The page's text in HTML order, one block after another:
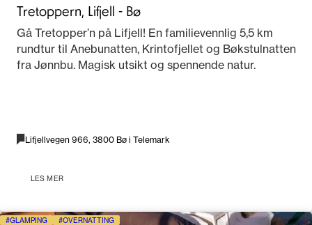
Tretoppern, Lifjell - Bø
Gå Tretopper’n på Lifjell! En familievennlig 5,5 km
rundtur til Anebunatten, Krintofjellet og Bøkstulnatten
fra Jønnbu. Magisk utsikt og spennende natur.
Lifjellvegen 966, 3800 Bø i Telemark
LES MER
GLAMPING OVERNATTING